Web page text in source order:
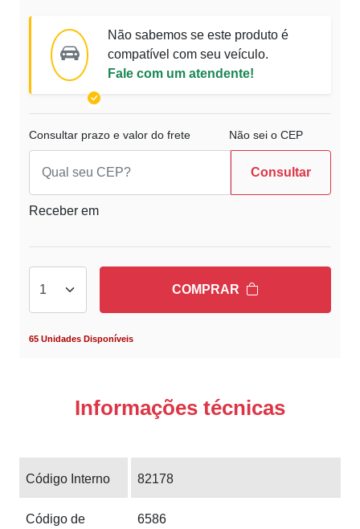
Não sabemos se este produto é
compatível com seu veículo.
Fale com um atendente!
Consultar prazo e valor do frete Não sei o CEP
Consultar
Receber em
COMPRAR
65 Unidades Disponíveis
Informações técnicas
Código Interno 82178
Código de
6586